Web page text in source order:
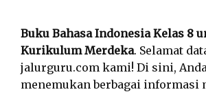
Buku Bahasa Indonesia Kelas 8
Kurikulum Merdeka. Selamat
jalurguru.com kami! Di sini,
menemukan berbagai informasi